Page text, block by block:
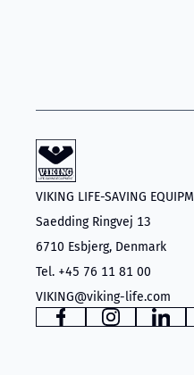
VIKING LIFE-SAVING
Saedding Ringvej 13
6710 Esbjerg, Denmark
Tel. +45 76 11 81 00
VIKING@viking-life.com
www.facebook.com